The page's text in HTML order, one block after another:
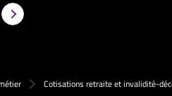
Cotisations retraite et invalidité-